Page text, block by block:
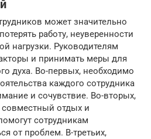
может значительно
работу, неуверенности
нагрузки. Руководителям
и принимать меры для
духа. Во-первых, необходимо
каждого сотрудника
и сочувствие. Во-вторых,
отдых и
сотрудникам
от проблем. В-третьих,